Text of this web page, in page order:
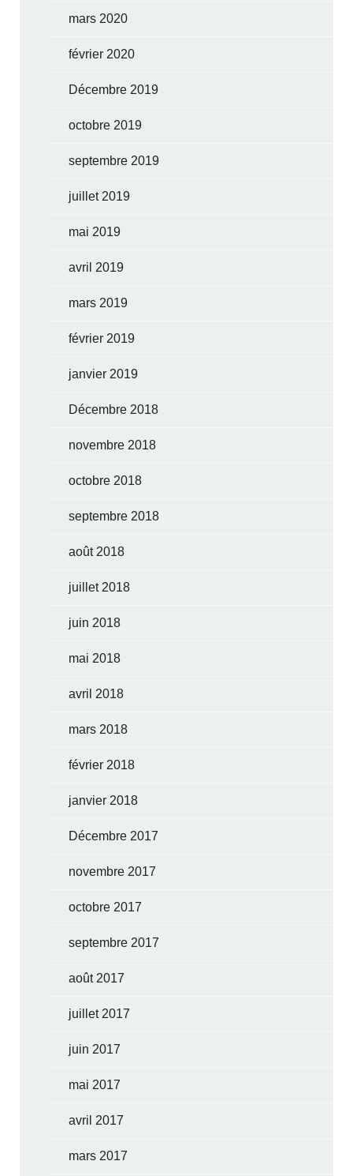
mars 2020
février 2020
Décembre 2019
octobre 2019
septembre 2019
juillet 2019
mai 2019
avril 2019
mars 2019
février 2019
janvier 2019
Décembre 2018
novembre 2018
octobre 2018
septembre 2018
août 2018
juillet 2018
juin 2018
mai 2018
avril 2018
mars 2018
février 2018
janvier 2018
Décembre 2017
novembre 2017
octobre 2017
septembre 2017
août 2017
juillet 2017
juin 2017
mai 2017
avril 2017
mars 2017